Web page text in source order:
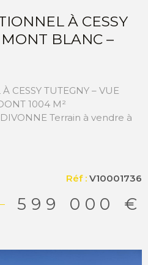
À CESSY
BLANC –
CESSY TUTEGNY – VUE
1004 M²
Terrain à vendre à
Vous recherchez un
plus. Cette parcelle
constructibles , est l'une des
disponibles à la vente sur le
Un emplacement
, ce terrain
Réf : V10001736
599 000 €